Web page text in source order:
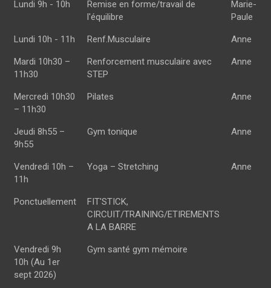
Lundi 9h - 10h
Remise en forme/travail de
l'équilibre
Marie-
Paule
Lundi 10h - 11h Renf.Musculaire Anne
Mardi 10h30 –
11h30
Renforcement musculaire avec
STEP
Anne
Mercredi 10h30
– 11h30
Pilates Anne
Jeudi 8h55 –
9h55
Gym tonique Anne
Vendredi 10h –
11h
Yoga – Stretching Anne
Ponctuellement
FIT'STICK,
CIRCUIT/TRAINING/ETIREMENTS
A LA BARRE
Vendredi 9h
10h (Au 1er
sept 2026)
Gym santé gym mémoire